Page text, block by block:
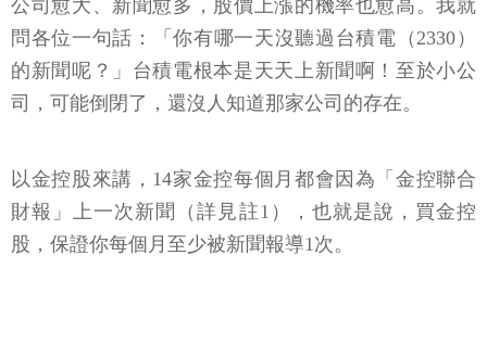
公司愈大、新聞愈多，股價上漲的機率也愈高。我就
問各位一句話：「你有哪一天沒聽過台積電（2330）
的新聞呢？」台積電根本是天天上新聞啊！至於小公
司，可能倒閉了，還沒人知道那家公司的存在。
以金控股來講，14家金控每個月都會因為「金控聯合
財報」上一次新聞（詳見註1），也就是說，買金控
股，保證你每個月至少被新聞報導1次。